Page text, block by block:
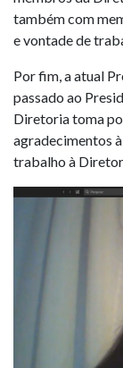
também com
e vontade de
Por fim, a atual
passado ao
Diretoria toma
agradecimentos
trabalho à